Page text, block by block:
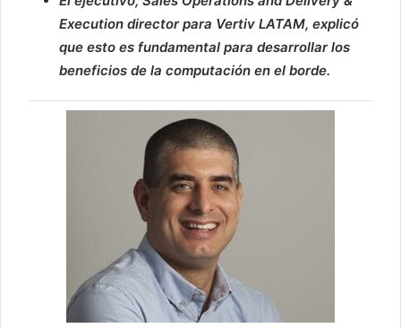
Execution director para Vertiv LATAM, explicó
que esto es fundamental para desarrollar los
beneficios de la computación en el borde.